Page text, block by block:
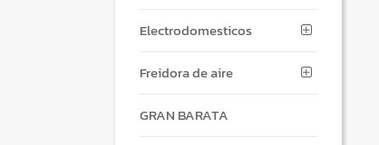
Electrodomesticos
Freidora de aire
GRAN BARATA